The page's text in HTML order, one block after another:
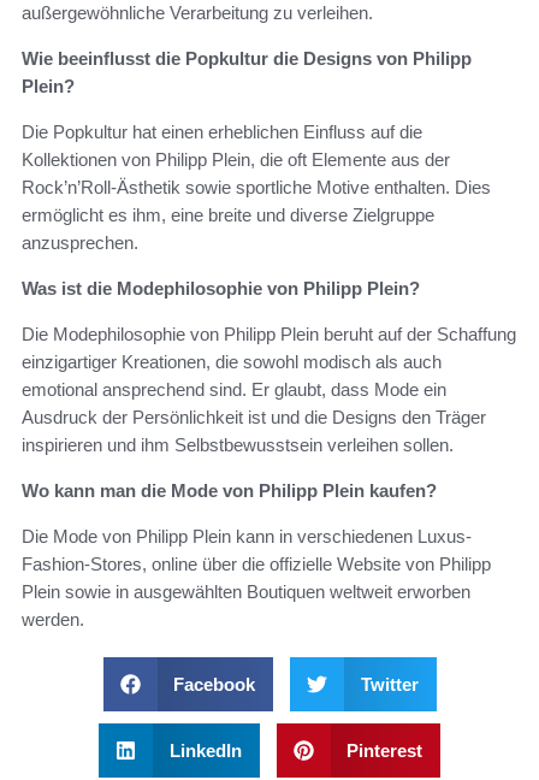
außergewöhnliche Verarbeitung zu verleihen.
Wie beeinflusst die Popkultur die Designs von Philipp
Plein?
Die Popkultur hat einen erheblichen Einfluss auf die
Kollektionen von Philipp Plein, die oft Elemente aus der
Rock’n’Roll-Ästhetik sowie sportliche Motive enthalten. Dies
ermöglicht es ihm, eine breite und diverse Zielgruppe
anzusprechen.
Was ist die Modephilosophie von Philipp Plein?
Die Modephilosophie von Philipp Plein beruht auf der Schaffung
einzigartiger Kreationen, die sowohl modisch als auch
emotional ansprechend sind. Er glaubt, dass Mode ein
Ausdruck der Persönlichkeit ist und die Designs den Träger
inspirieren und ihm Selbstbewusstsein verleihen sollen.
Wo kann man die Mode von Philipp Plein kaufen?
Die Mode von Philipp Plein kann in verschiedenen Luxus-
Fashion-Stores, online über die offizielle Website von Philipp
Plein sowie in ausgewählten Boutiquen weltweit erworben
werden.
Facebook Twitter
LinkedIn Pinterest